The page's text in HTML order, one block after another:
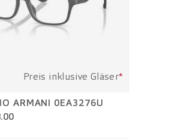
Preis inklusive Gläser*
ARMANI 0EA3276U